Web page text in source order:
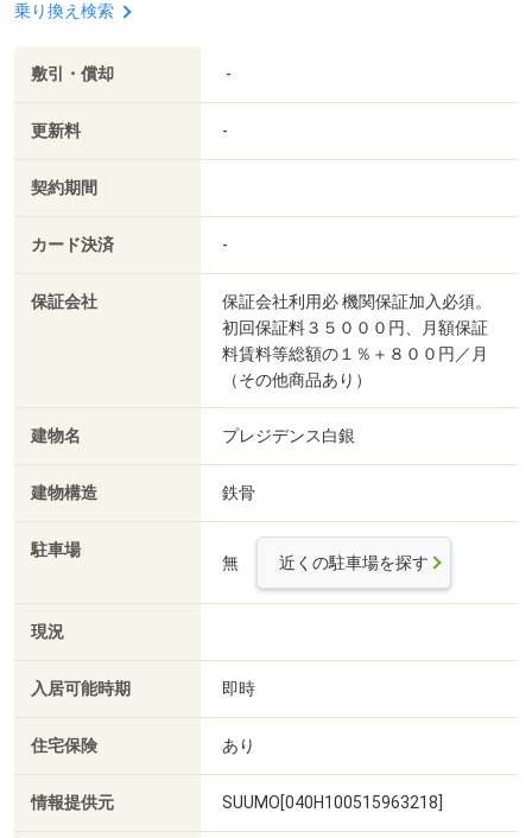
乗り換え検索
敷引・償却 -
更新料 -
契約期間
カード決済 -
保証会社
保証会社利用必 機関保証加入必須。
初回保証料３５０００円、月額保証
料賃料等総額の１％＋８００円／月
（その他商品あり）
建物名 プレジデンス白銀
建物構造 鉄骨
駐車場
無 近くの駐車場を探す
現況
入居可能時期 即時
住宅保険 あり
情報提供元 SUUMO[040H100515963218]